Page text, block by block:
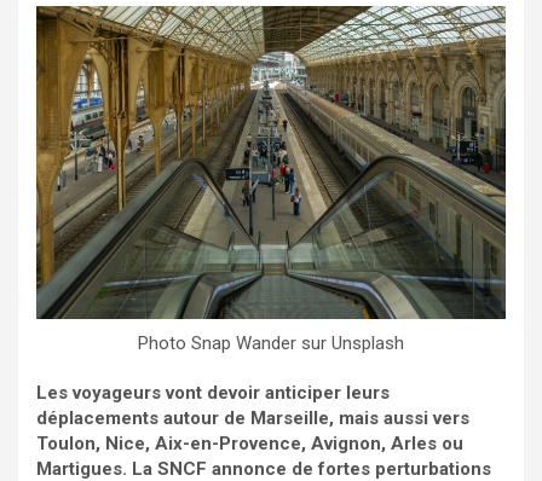
Photo Snap Wander sur Unsplash
Les voyageurs vont devoir anticiper leurs
déplacements autour de Marseille, mais aussi vers
Toulon, Nice, Aix-en-Provence, Avignon, Arles ou
Martigues. La SNCF annonce de fortes perturbations